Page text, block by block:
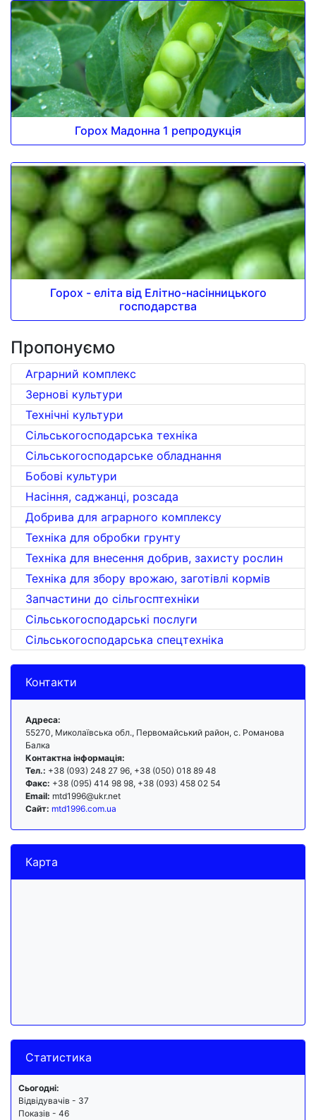
Горох Мадонна 1 репродукція
Горох - еліта від Елітно-насінницького
господарства
Пропонуємо
Аграрний комплекс
Зернові культури
Технічні культури
Сільськогосподарська техніка
Сільськогосподарське обладнання
Бобові культури
Насіння, саджанці, розсада
Добрива для аграрного комплексу
Техніка для обробки грунту
Техніка для внесення добрив, захисту рослин
Техніка для збору врожаю, заготівлі кормів
Запчастини до сільгосптехніки
Сільськогосподарські послуги
Сільськогосподарська спецтехніка
Контакти
Адреса:
55270, Миколаївська обл., Первомайський район, с. Романова
Балка
Контактна інформація:
Тел.: +38 (093) 248 27 96, +38 (050) 018 89 48
Факс: +38 (095) 414 98 98, +38 (093) 458 02 54
Email: mtd1996@ukr.net
Сайт: mtd1996.com.ua
Карта
Статистика
Сьогодні:
Відвідувачів - 37
Показів - 46